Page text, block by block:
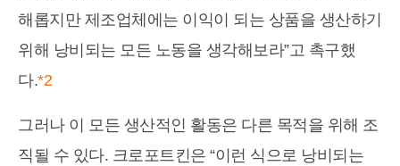
해롭지만 제조업체에는 이익이 되는 상품을 생산하기
위해 낭비되는 모든 노동을 생각해보라”고 촉구했
다.*2
그러나 이 모든 생산적인 활동은 다른 목적을 위해 조
직될 수 있다. 크로포트킨은 “이런 식으로 낭비되는